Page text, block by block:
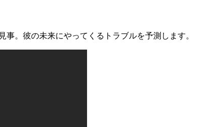
。彼の未来にやってくるトラブルを予測します。